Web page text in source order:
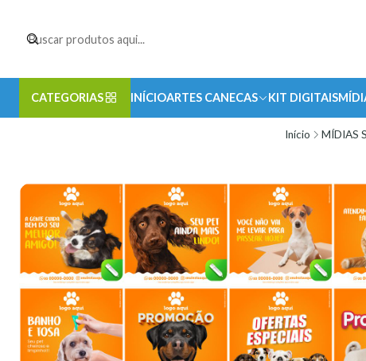
CATEGORIAS INÍCIOARTES CANECAS KIT DIGITAIS
Início MÍDIAS